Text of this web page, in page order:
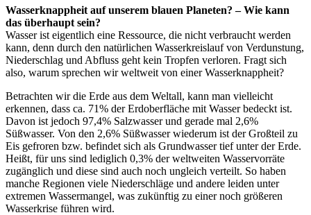
Wasserknappheit auf unserem blauen Planeten? – Wie kann
das überhaupt sein?
Wasser ist eigentlich eine Ressource, die nicht verbraucht werden
kann, denn durch den natürlichen Wasserkreislauf von Verdunstung,
Niederschlag und Abfluss geht kein Tropfen verloren. Fragt sich
also, warum sprechen wir weltweit von einer Wasserknappheit?
Betrachten wir die Erde aus dem Weltall, kann man vielleicht
erkennen, dass ca. 71% der Erdoberfläche mit Wasser bedeckt ist.
Davon ist jedoch 97,4% Salzwasser und gerade mal 2,6%
Süßwasser. Von den 2,6% Süßwasser wiederum ist der Großteil zu
Eis gefroren bzw. befindet sich als Grundwasser tief unter der Erde.
Heißt, für uns sind lediglich 0,3% der weltweiten Wasservorräte
zugänglich und diese sind auch noch ungleich verteilt. So haben
manche Regionen viele Niederschläge und andere leiden unter
extremen Wassermangel, was zukünftig zu einer noch größeren
Wasserkrise führen wird.